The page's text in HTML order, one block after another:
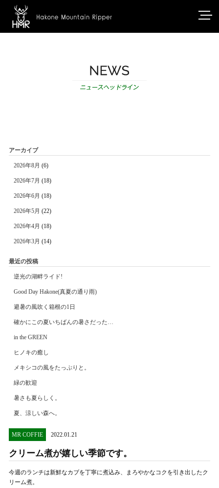
アーカイブ
2026年8月 (6)
2026年7月 (18)
2026年6月 (18)
2026年5月 (22)
2026年4月 (18)
2026年3月 (14)
最近の投稿
逆光の湖畔ライド!
Good Day Hakone(真夏の通り雨)
避暑の風吹く箱根の1日
確かにこの夏いちばんの暑さだった…
in the GREEN
ヒノキの癒し
メキシコの風をたっぷりと。
緑の歓迎
暑さも夏らしく。
夏、涼しい森へ。
MR COFFIE 2022.01.21
クリーム煮が嬉しい季節です。
今週のランチは新鮮なカブを丁寧に煮込み、まろやかなコクを引き出したク
リーム煮。